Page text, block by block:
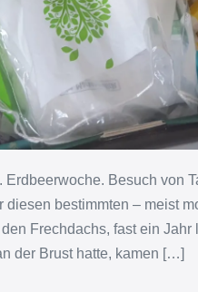
Erdbeerwoche. Besuch von
bestimmten – meist
Frechdachs, fast ein
der Brust hatte, kamen […]